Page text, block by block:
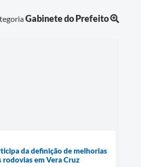
Gabinete do Prefeito
da definição de melhorias
rodovias em Vera Cruz